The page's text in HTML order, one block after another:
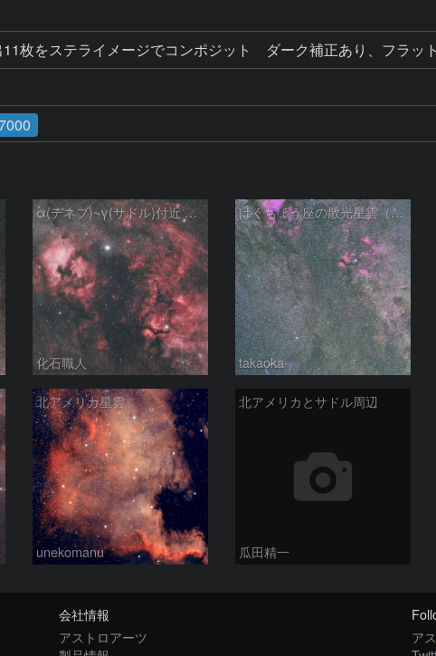
枚をステライメージでコンポジット　ダーク補正あり、フラッ
α(デネブ)~γ(サドル)付近 NGC7000 北アメリカ星雲 IC5067~5070 ペリカン星雲 はくちょう座
化石職人
はくちょう座の散光星雲（１００ｍｍ）
takaoka
北アメリカ星雲
unekomanu
北アメリカとサドル周辺
瓜田精一
会社情報
アストロアーツ
ア